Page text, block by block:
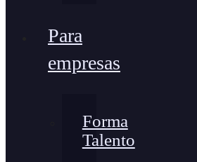
Para
empresas
Forma
Talento